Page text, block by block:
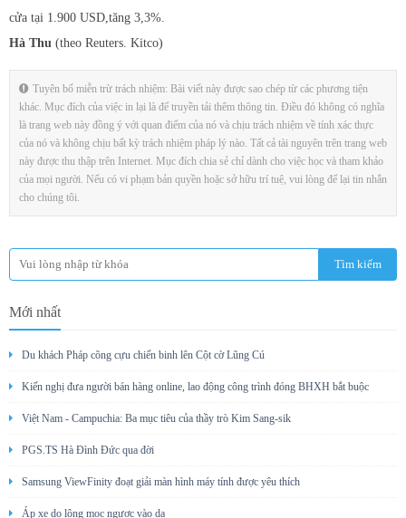
cửa tại 1.900 USD,tăng 3,3%.
Hà Thu (theo Reuters. Kitco)
Tuyên bố miễn trừ trách nhiệm: Bài viết này được sao chép từ các phương tiện
khác. Mục đích của việc in lại là để truyền tải thêm thông tin. Điều đó không có nghĩa
là trang web này đồng ý với quan điểm của nó và chịu trách nhiệm về tính xác thực
của nó và không chịu bất kỳ trách nhiệm pháp lý nào. Tất cả tài nguyên trên trang web
này được thu thập trên Internet. Mục đích chia sẻ chỉ dành cho việc học và tham khảo
của mọi người. Nếu có vi phạm bản quyền hoặc sở hữu trí tuệ, vui lòng để lại tin nhắn
cho chúng tôi.
Mới nhất
Du khách Pháp cõng cựu chiến binh lên Cột cờ Lũng Cú
Kiến nghị đưa người bán hàng online, lao động công trình đóng BHXH bắt buộc
Việt Nam - Campuchia: Ba mục tiêu của thầy trò Kim Sang-sik
PGS.TS Hà Đình Đức qua đời
Samsung ViewFinity đoạt giải màn hình máy tính được yêu thích
Áp xe do lông mọc ngược vào da